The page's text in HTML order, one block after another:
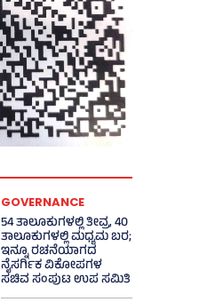
GOVERNANCE
54 ತಾಲೂಕುಗಳಲ್ಲಿ ತೀವ್ರ, 40
ತಾಲೂಕುಗಳಲ್ಲಿ ಮಧ್ಯಮ ಬರ;
ಇನ್ನೂ ರಚನೆಯಾಗದ
ನೈಸರ್ಗಿಕ ವಿಕೋಪಗಳ
ಸಚಿವ ಸಂಪುಟ ಉಪ ಸಮಿತಿ